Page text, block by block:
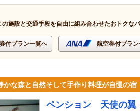
の施設と交通手段を自由に組み合わせたおトクな
付プラン一覧へ 航空券付プラ
かな森と自然そして手作り料理が自慢の宿
ペンション 天使の翼